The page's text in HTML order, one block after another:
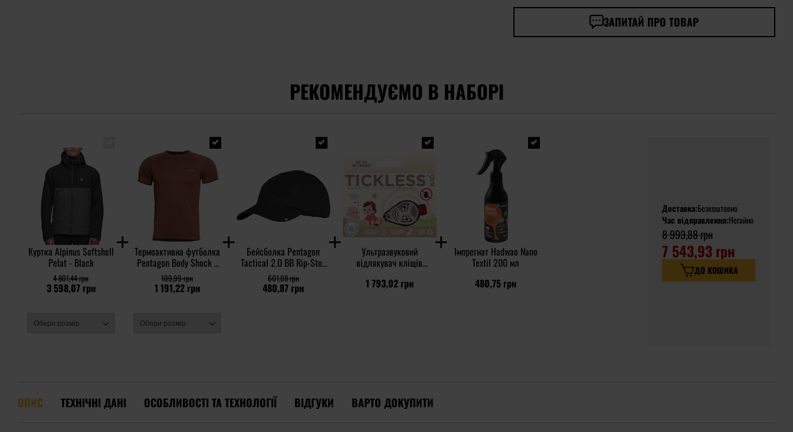
ЗАПИТАЙ ПРО ТОВАР
РЕКОМЕНДУЄМО В НАБОРІ
Куртка Alpinus Softshell
Pelat - Black
3 598,07 грн
4 801,44 грн
Термоактивна футболка
Pentagon Body Shock -
Marron Red
1 191,22 грн
109,99 грн
Бейсболка Pentagon
Tactical 2.0 BB Rip-Stop
Cap - Black
480,87 грн
601,08 грн
Ультразвуковий
відлякувач кліщів
- Beige
1 793,02 грн
Імпрегнат Hadwao Nano
Textil 200 мл
480,75 грн
Доставка:Безкоштовно
Час відправлення:Негайно
8 999,88 грн
7 543,93 грн
ДО КОШИКА
ОПИС ТЕХНІЧНІ ДАНІ ОСОБЛИВОСТІ ТА ТЕХНОЛОГІЇ ВІДГУКИ ВАРТО ДОКУПИТИ